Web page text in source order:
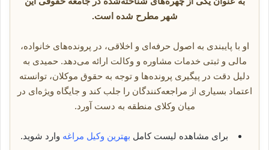
شهر مطرح شده است.
او با پایبندی به اصول حرفه‌ای و اخلاقی، در پرونده‌های خانواده،
مالی و ثبتی خدمات مشاوره و وکالت ارائه می‌دهد. حمیدی به
دلیل دقت در پیگیری پرونده‌ها و توجه به حقوق موکلان، توانسته
اعتماد بسیاری از مراجعه‌کنندگان را جلب کند و جایگاه ویژه‌ای در
میان وکلای منطقه به دست آورد.
برای مشاهده لیست کامل بهترین وکیل مراغه وارد شوید.